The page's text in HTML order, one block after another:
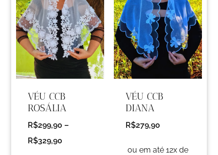
VÉU CCB
ROSÁLIA
R$299,90 –
R$329,90
VÉU CCB
DIANA
R$279,90
ou em até 12x de